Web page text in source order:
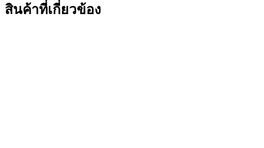
สินค้าที่เกี่ยวข้อง